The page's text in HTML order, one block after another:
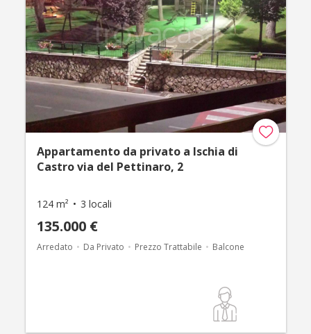
Appartamento da privato a Ischia di
Castro via del Pettinaro, 2
124 m² 3 locali
135.000 €
Arredato Da Privato Prezzo Trattabile Balcone